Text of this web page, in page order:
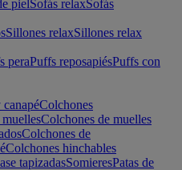
pielSofás relaxSofás
Sillones relaxSillones relax
peraPuffs reposapiésPuffs con
Colchones
Colchones de muelles
Colchones de
Colchones hinchables
tapizadasSomieresPatas de